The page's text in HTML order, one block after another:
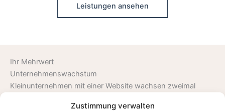
Zustimmung verwalten
Leistungen ansehen
Ihr Mehrwert
Unternehmenswachstum
Kleinunternehmen mit einer Website wachsen zweimal